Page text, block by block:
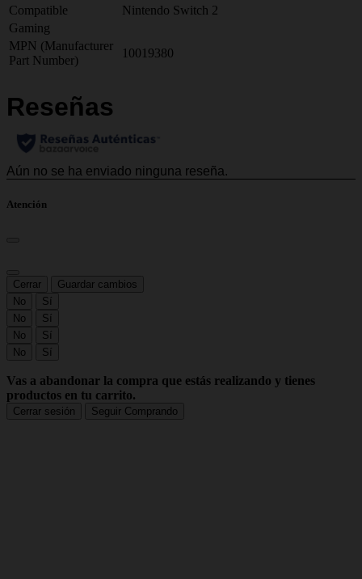
Compatible
Nintendo Switch 2
Gaming
MPN (Manufacturer
Part Number)
10019380
Atención
Cerrar
Guardar cambios
No
Sí
No
Sí
No
Sí
No
Sí
Vas a abandonar la compra que estás realizando y tienes
productos en tu carrito.
Cerrar sesión Seguir Comprando